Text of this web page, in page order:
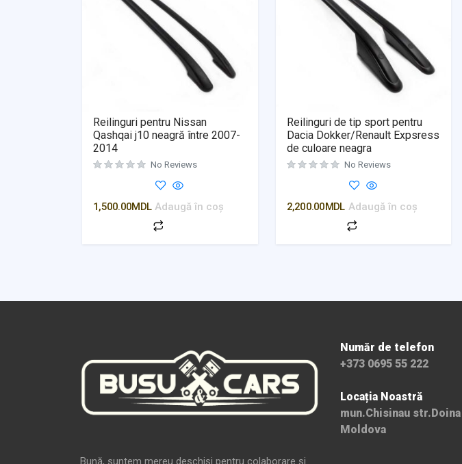
Reilinguri pentru Nissan
Qashqai j10 neagră între 2007-
2014
No Reviews
1,500.00MDL Adaugă în coș
Reilinguri de tip sport pentru
Dacia Dokker/Renault Expsress
de culoare neagra
No Reviews
2,200.00MDL Adaugă în coș
Bună, suntem mereu deschiși pentru colaborare și
Număr de telefon
+373 0695 55 222
Locația Noastră
mun.Chisinau
Moldova